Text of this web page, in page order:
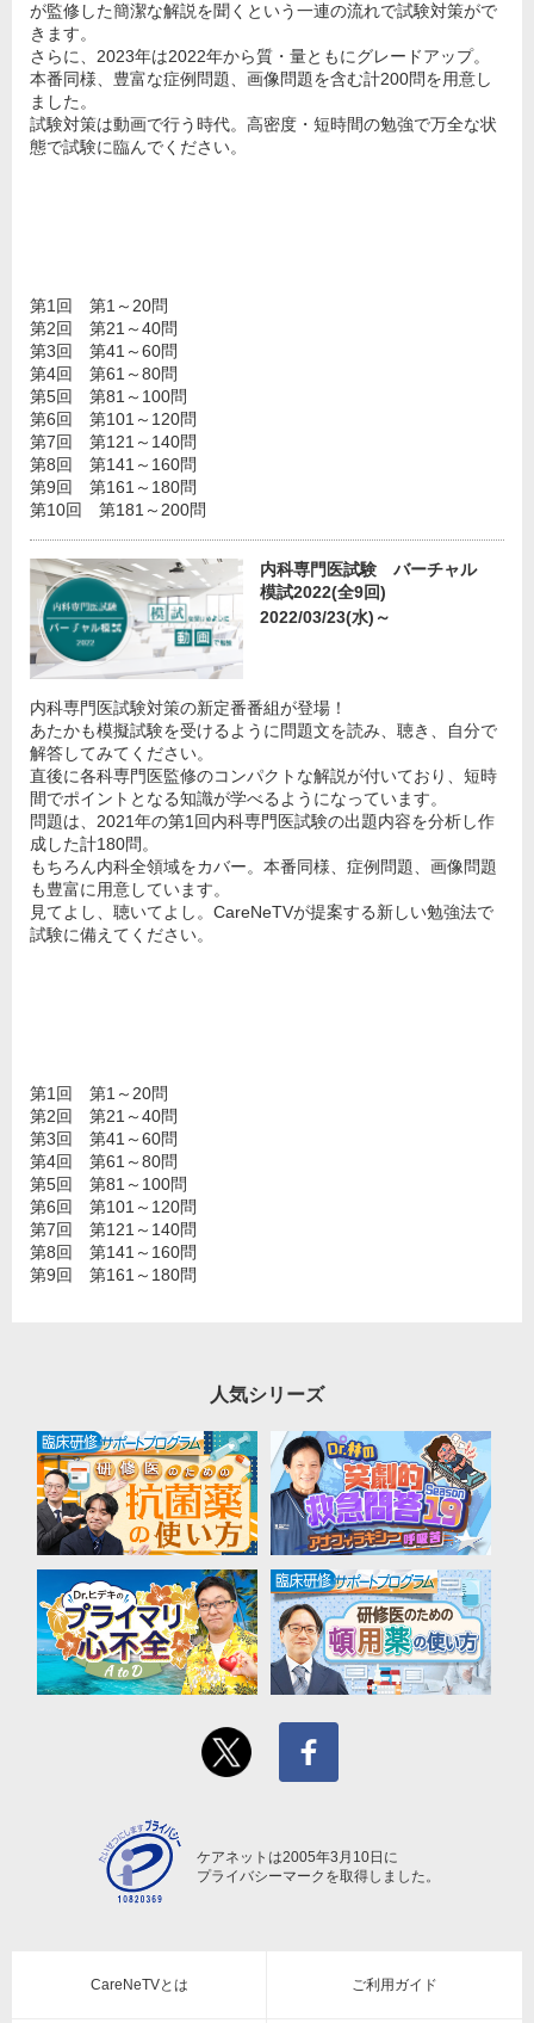
が監修した簡潔な解説を聞くという一連の流れで試験対策がで
きます。
さらに、2023年は2022年から質・量ともにグレードアップ。
本番同様、豊富な症例問題、画像問題を含む計200問を用意し
ました。
試験対策は動画で行う時代。高密度・短時間の勉強で万全な状
態で試験に臨んでください。
第1回 第1～20問
第2回 第21～40問
第3回 第41～60問
第4回 第61～80問
第5回 第81～100問
第6回 第101～120問
第7回 第121～140問
第8回 第141～160問
第9回 第161～180問
第10回 第181～200問
内科専門医試験 バーチャル
模試2022(全9回)
2022/03/23(水)～
内科専門医試験対策の新定番番組が登場！
あたかも模擬試験を受けるように問題文を読み、聴き、自分で
解答してみてください。
直後に各科専門医監修のコンパクトな解説が付いており、短時
間でポイントとなる知識が学べるようになっています。
問題は、2021年の第1回内科専門医試験の出題内容を分析し作
成した計180問。
もちろん内科全領域をカバー。本番同様、症例問題、画像問題
も豊富に用意しています。
見てよし、聴いてよし。CareNeTVが提案する新しい勉強法で
試験に備えてください。
第1回 第1～20問
第2回 第21～40問
第3回 第41～60問
第4回 第61～80問
第5回 第81～100問
第6回 第101～120問
第7回 第121～140問
第8回 第141～160問
第9回 第161～180問
人気シリーズ
ケアネットは2005年3月10日に
プライバシーマークを取得しました。
CareNeTVとは ご利用ガイド